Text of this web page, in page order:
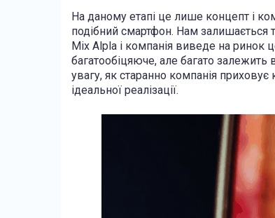
На даному етапі це лише концепт і
подібний смартфон. Нам залишається
Mix Alpla і компанія виведе на ринок
багатообіцяюче, але багато
увагу, як старанно компанія
ідеальної реалізації.